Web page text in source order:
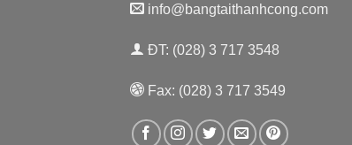
info@bangtaithanhcong.com
ĐT: (028) 3 717 3548
Fax: (028) 3 717 3549